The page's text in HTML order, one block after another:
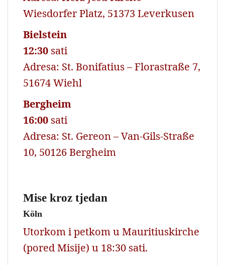
Wiesdorfer Platz, 51373 Leverkusen
Bielstein
12:30 sati
Adresa: St. Bonifatius – Florastraße 7,
51674 Wiehl
Bergheim
16:00 sati
Adresa: St. Gereon – Van-Gils-Straße
10, 50126 Bergheim
Mise kroz tjedan
Köln
Utorkom i petkom u Mauritiuskirche
(pored Misije) u 18:30 sati.